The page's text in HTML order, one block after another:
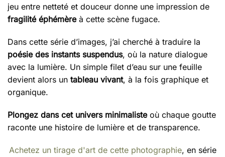
jeu entre netteté et douceur donne une impression de
fragilité éphémèreà cette scène fugace.
Dans cette série d’images, j’ai cherché à traduire la
poésie des instants suspendus, où la nature dialogue
avec la lumière. Un simple filet d’eau sur une feuille
devient alors un tableau vivant, à la fois graphique et
organique.
Plongez dans cet univers minimalisteoù chaque goutte
raconte une histoire de lumière et de transparence.
Achetez un tirage d'art de cette photographie, en série